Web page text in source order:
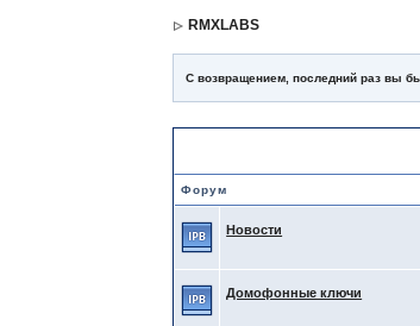
RMXLABS
С возвращением, последний раз вы
Форум
Новости
Домофонные ключи